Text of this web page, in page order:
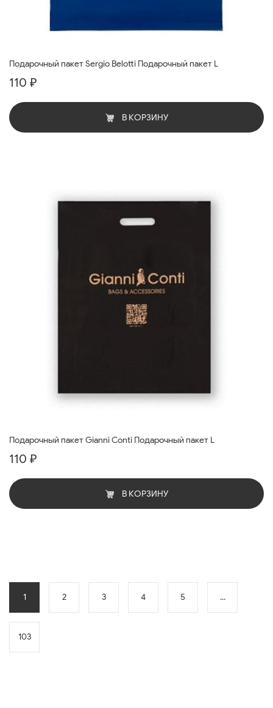
Подарочный пакет Sergio Belotti Подарочный пакет L
110 ₽
В КОРЗИНУ
Подарочный пакет Gianni Conti Подарочный пакет L
110 ₽
В КОРЗИНУ
1 2 3 4 5 ...
103